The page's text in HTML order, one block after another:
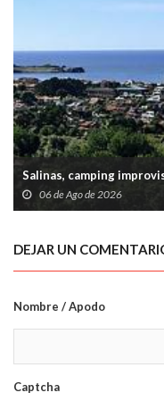
Salinas, camping
06 de Ago de 2026
DEJAR UN
Nombre / Apodo
Captcha